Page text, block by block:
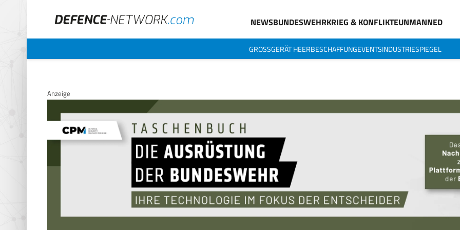
NEWSBUNDESWEHRKRIEG & KONFLIKTEUNMANNED
GROSSGERÄT HEERBESCHAFFUNGEVENTSINDUSTRIESPIEGEL
Anzeige